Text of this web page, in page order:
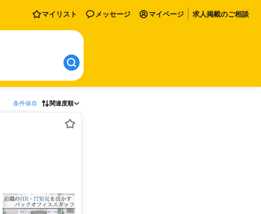
マイリスト メッセージ マイページ 求人掲載のご相談
条件保存 関連度順